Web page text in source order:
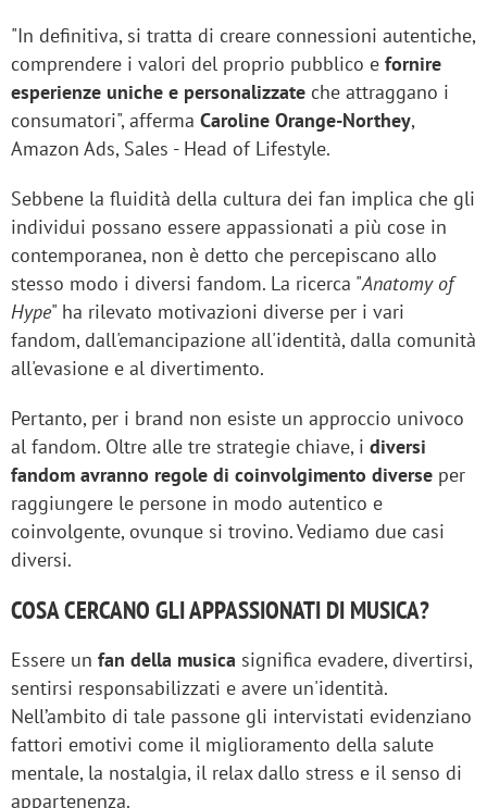
"In definitiva, si tratta di creare connessioni autentiche,
comprendere i valori del proprio pubblico e fornire
esperienze uniche e personalizzate che attraggano i
consumatori", afferma Caroline Orange-Northey,
Amazon Ads, Sales - Head of Lifestyle.
Sebbene la fluidità della cultura dei fan implica che gli
individui possano essere appassionati a più cose in
contemporanea, non è detto che percepiscano allo
stesso modo i diversi fandom. La ricerca "Anatomy of
Hype" ha rilevato motivazioni diverse per i vari
fandom, dall'emancipazione all'identità, dalla comunità
all'evasione e al divertimento.
Pertanto, per i brand non esiste un approccio univoco
al fandom. Oltre alle tre strategie chiave, i diversi
fandom avranno regole di coinvolgimento diverse per
raggiungere le persone in modo autentico e
coinvolgente, ovunque si trovino. Vediamo due casi
diversi.
COSA CERCANO GLI APPASSIONATI DI MUSICA?
Essere un fan della musica significa evadere, divertirsi,
sentirsi responsabilizzati e avere un'identità.
Nell’ambito di tale passone gli intervistati evidenziano
fattori emotivi come il miglioramento della salute
mentale, la nostalgia, il relax dallo stress e il senso di
appartenenza.